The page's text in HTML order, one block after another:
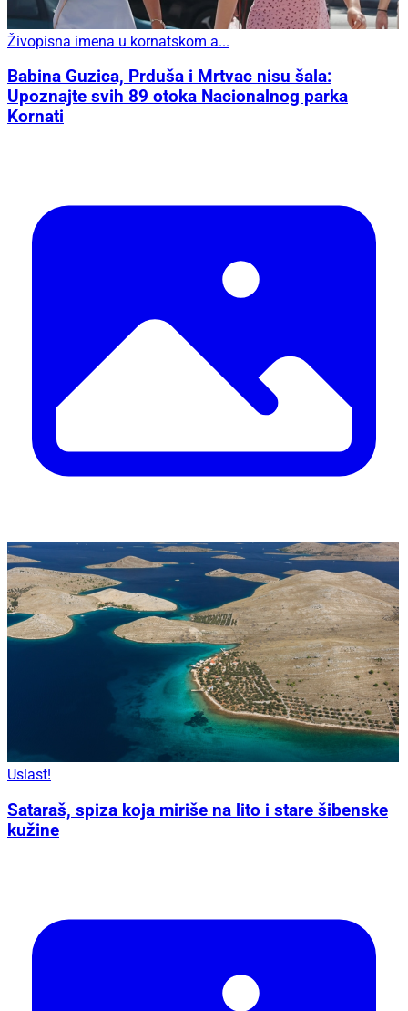
Živopisna imena u kornatskom a...
Babina Guzica, Prduša i Mrtvac nisu šala:
Upoznajte svih 89 otoka Nacionalnog parka
Kornati
Uslast!
Sataraš, spiza koja miriše na lito i stare šibenske
kužine